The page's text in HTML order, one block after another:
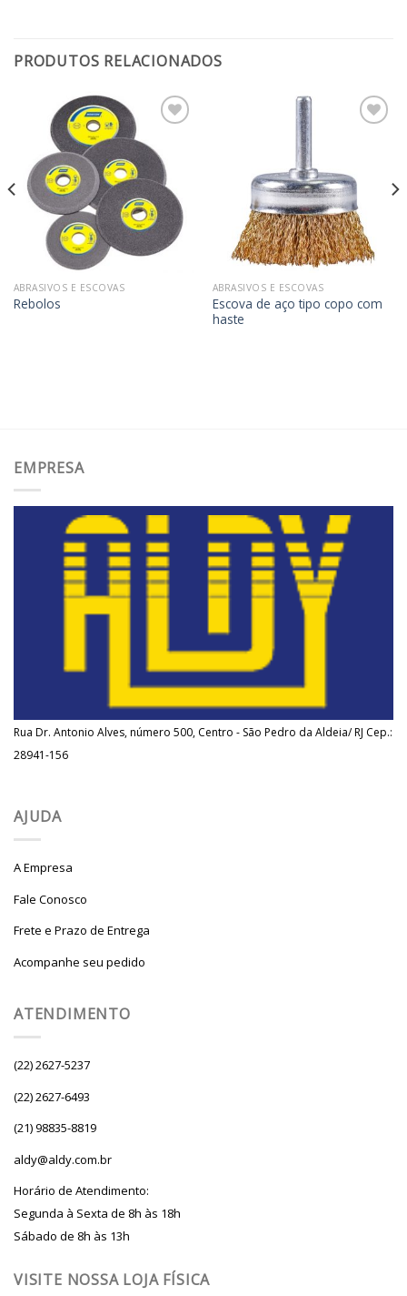
PRODUTOS RELACIONADOS
aos
meus
desejos
ABRASIVOS E ESCOVAS
Rebolos
desejos
ABRASIVOS E ESCOVAS
Escova de aço tipo copo com
haste
EMPRESA
Rua Dr. Antonio Alves, número 500, Centro - São Pedro da Aldeia/ RJ Cep.:
28941-156
AJUDA
A Empresa
Fale Conosco
Frete e Prazo de Entrega
Acompanhe seu pedido
ATENDIMENTO
(22) 2627-5237
(22) 2627-6493
(21) 98835-8819
aldy@aldy.com.br
Horário de Atendimento:
Segunda à Sexta de 8h às 18h
Sábado de 8h às 13h
VISITE NOSSA LOJA FÍSICA